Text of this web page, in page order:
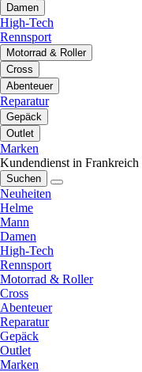
Damen
High-Tech
Rennsport
Motorrad & Roller
Cross
Abenteuer
Reparatur
Gepäck
Outlet
Marken
Kundendienst in Frankreich
Suchen
Neuheiten
Helme
Mann
Damen
High-Tech
Rennsport
Motorrad & Roller
Cross
Abenteuer
Reparatur
Gepäck
Outlet
Marken